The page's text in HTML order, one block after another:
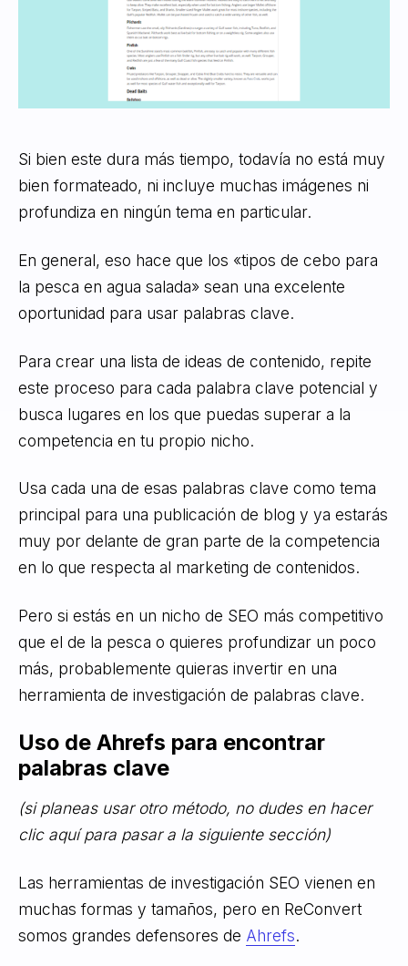
Si bien este dura más tiempo, todavía no está muy
bien formateado, ni incluye muchas imágenes ni
profundiza en ningún tema en particular.
En general, eso hace que los «tipos de cebo para
la pesca en agua salada» sean una excelente
oportunidad para usar palabras clave.
Para crear una lista de ideas de contenido, repite
este proceso para cada palabra clave potencial y
busca lugares en los que puedas superar a la
competencia en tu propio nicho.
Usa cada una de esas palabras clave como tema
principal para una publicación de blog y ya estarás
muy por delante de gran parte de la competencia
en lo que respecta al marketing de contenidos.
Pero si estás en un nicho de SEO más competitivo
que el de la pesca o quieres profundizar un poco
más, probablemente quieras invertir en una
herramienta de investigación de palabras clave.
Uso de Ahrefs para encontrar
palabras clave
(si planeas usar otro método, no dudes en hacer
clic aquí para pasar a la siguiente sección)
Las herramientas de investigación SEO vienen en
muchas formas y tamaños, pero en ReConvert
somos grandes defensores de Ahrefs.